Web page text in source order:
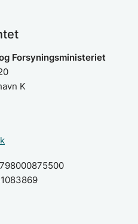
Forsyningsministeriet
K